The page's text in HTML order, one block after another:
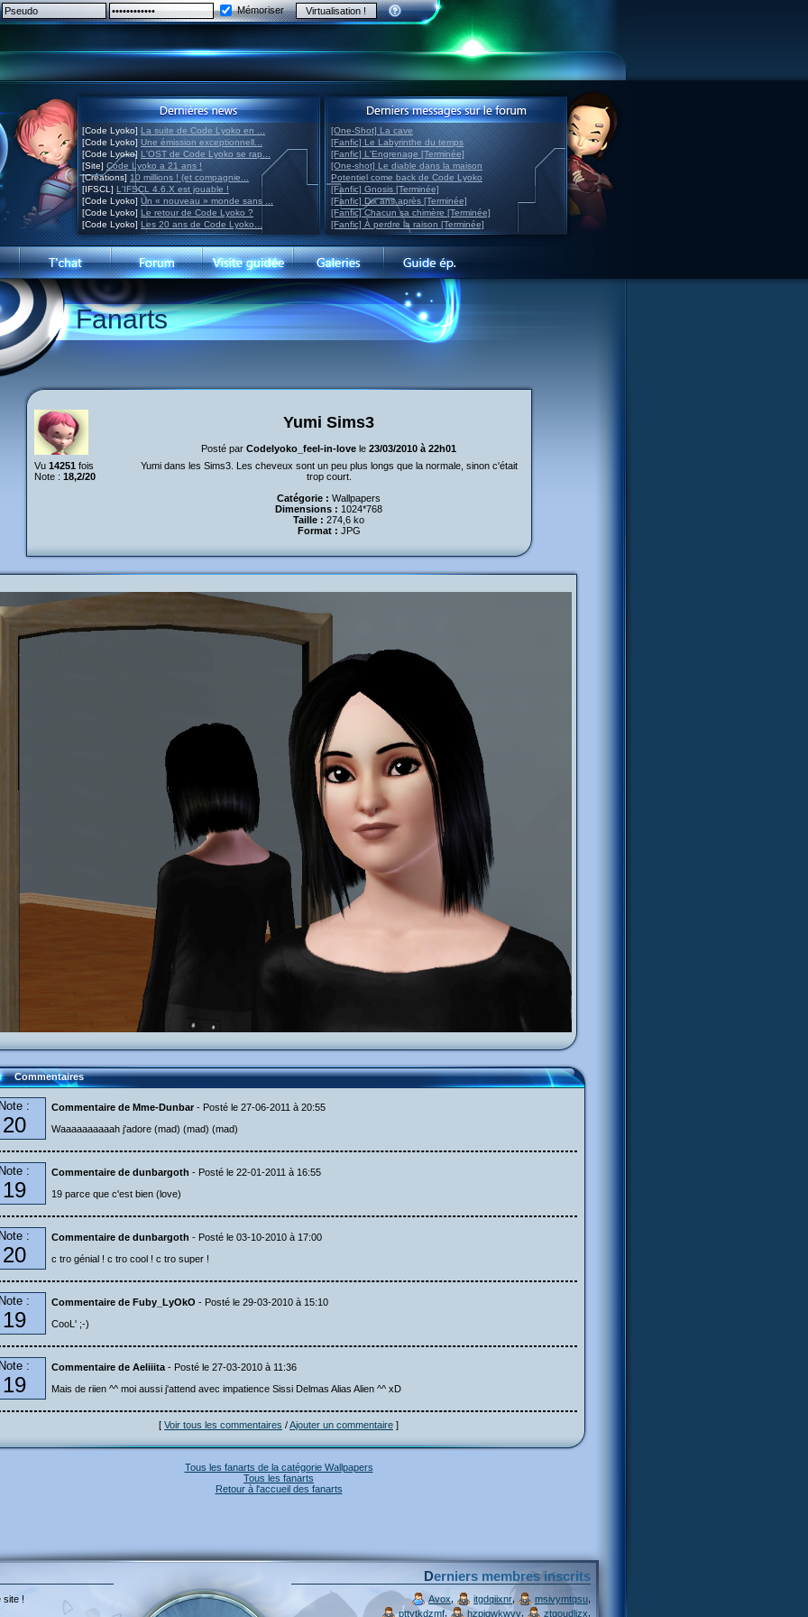
Mémoriser
[Code Lyoko] La suite de Code Lyoko en ...
[Code Lyoko] Une émission exceptionnell...
[Code Lyoko] L'OST de Code Lyoko se rap...
[Site] Code Lyoko a 21 ans !
[Créations] 10 millions ! (et compagnie...
[IFSCL] L'IFSCL 4.6.X est jouable !
[Code Lyoko] Un « nouveau » monde sans ...
[Code Lyoko] Le retour de Code Lyoko ?
[Code Lyoko] Les 20 ans de Code Lyoko...
[One-Shot] La cave
[Fanfic] Le Labyrinthe du temps
[Fanfic] L'Engrenage [Terminée]
[One-shot] Le diable dans la maison
Potentiel come back de Code Lyoko
[Fanfic] Gnosis [Terminée]
[Fanfic] Dix ans après [Terminée]
[Fanfic] Chacun sa chimère [Terminée]
[Fanfic] À perdre la raison [Terminée]
Fanarts
Yumi Sims3
Posté par Codelyoko_feel-in-love le 23/03/2010 à 22h01
Vu 14251 fois
Note : 18,2/20
Yumi dans les Sims3. Les cheveux sont un peu plus longs que la normale, sinon c'était
trop court.
Catégorie : Wallpapers
Dimensions : 1024*768
Taille : 274,6 ko
Format : JPG
Commentaires
Note :
20
Commentaire de Mme-Dunbar - Posté le 27-06-2011 à 20:55
Waaaaaaaaaah j'adore (mad) (mad) (mad)
Note :
19
Commentaire de dunbargoth - Posté le 22-01-2011 à 16:55
19 parce que c'est bien (love)
Note :
20
Commentaire de dunbargoth - Posté le 03-10-2010 à 17:00
c tro génial ! c tro cool ! c tro super !
Note :
19
Commentaire de Fuby_LyOkO - Posté le 29-03-2010 à 15:10
CooL' ;-)
Note :
19
Commentaire de Aeliiita - Posté le 27-03-2010 à 11:36
Mais de riien ^^ moi aussi j'attend avec impatience Sissi Delmas Alias Alien ^^ xD
[ Voir tous les commentaires /Ajouter un commentaire ]
Tous les fanarts de la catégorie Wallpapers
Tous les fanarts
Retour à l'accueil des fanarts
site !
Derniers membres inscrits
Avox itgdqiixnr, msivymtqsu
pttytkdzmf, hzpjqwkwvv ztgoudljzx